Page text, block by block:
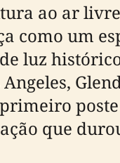
ao ar
como um
luz
que